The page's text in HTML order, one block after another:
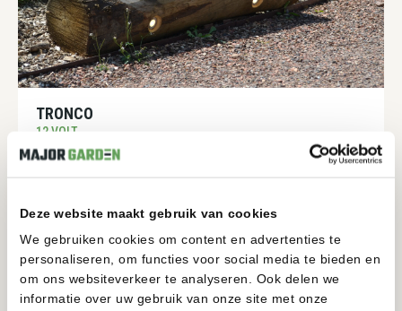
Deze website maakt gebruik van cookies
We gebruiken cookies om content en advertenties te
personaliseren, om functies voor social media te bieden en
om ons websiteverkeer te analyseren. Ook delen we
informatie over uw gebruik van onze site met onze
TRONCO
12 VOLT
200-200MM
BEKIJKEN